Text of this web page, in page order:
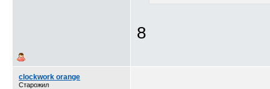
8
clockwork orange
Старожил